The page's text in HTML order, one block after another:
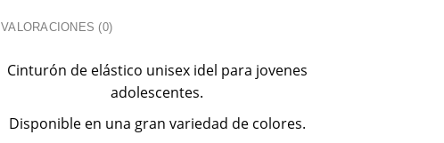
VALORACIONES (0)
Cinturón de elástico unisex idel para jovenes
adolescentes.
Disponible en una gran variedad de colores.